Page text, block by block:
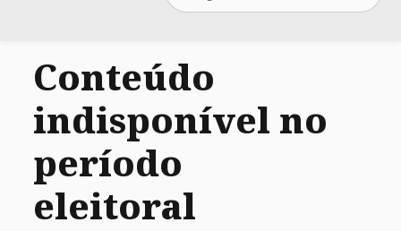
Conteúdo
indisponível no
período
eleitoral